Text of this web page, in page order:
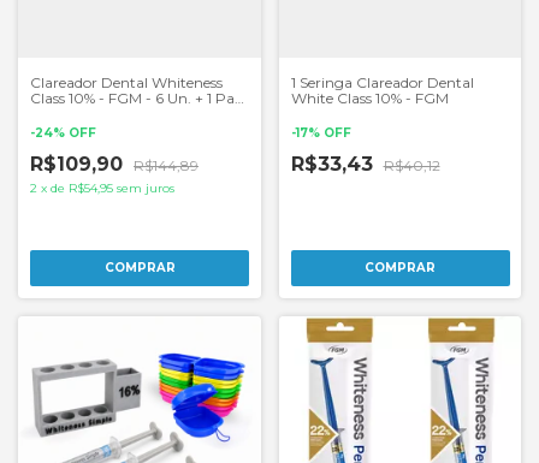
Clareador Dental Whiteness
Class 10% - FGM - 6 Un. + 1 Par
-24% OFF
R$109,90 R$144,89
2 x de R$54,95 sem juros
1 Seringa Clareador Dental
White Class 10% - FGM
-17% OFF
R$33,43 R$40,12